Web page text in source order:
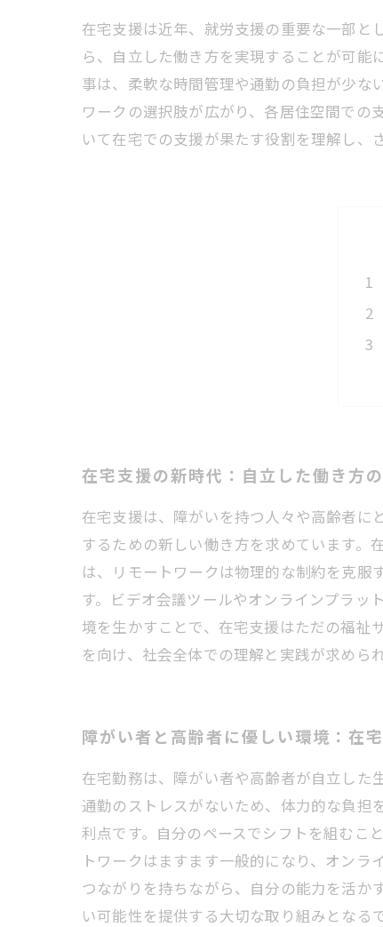
在宅支援は近年、就労支援の重要な一部と
ら、自立した働き方を実現することが可
事は、柔軟な時間管理や通勤の負担が少な
ワークの選択肢が広がり、各居住空間で
いて在宅での支援が果たす役割を理解し、
在宅支援の新時代：自立した働き方
在宅支援は、障がいを持つ人々や高齢者に
するための新しい働き方を求めています。
は、リモートワークは物理的な制約を克服
す。ビデオ会議ツールやオンラインプラッ
境を生かすことで、在宅支援はただの福祉
を向け、社会全体での理解と実践が求めら
障がい者と高齢者に優しい環境：在
在宅勤務は、障がい者や高齢者が自立した
通勤のストレスがないため、体力的な負担
利点です。自分のペースでシフトを組むこ
トワークはますます一般的になり、オン
つながりを持ちながら、自分の能力を活か
い可能性を提供する大切な取り組みとなる